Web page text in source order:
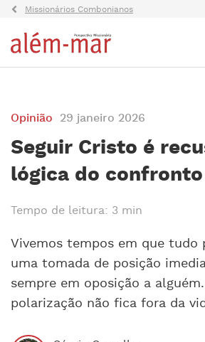
Missionários Combonianos
Opinião 29 janeiro 2026
Seguir Cristo é
lógica do confronto
Tempo de leitura: 3 min
Vivemos tempos em que tudo
uma tomada de posição
sempre em oposição a
polarização não fica fora da